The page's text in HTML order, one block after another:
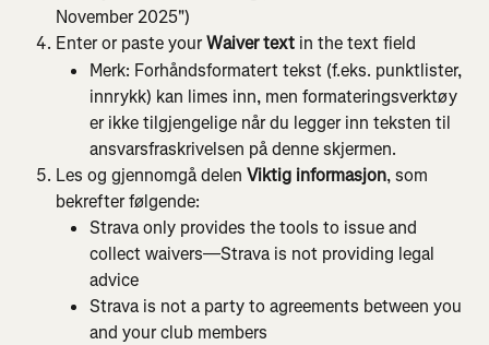
November 2025")
Enter or paste your Waiver text in the text field
Merk: Forhåndsformatert tekst (f.eks. punktlister,
innrykk) kan limes inn, men formateringsverktøy
er ikke tilgjengelige når du legger inn teksten til
ansvarsfraskrivelsen på denne skjermen.
Les og gjennomgå delen Viktig informasjon, som
bekrefter følgende:
Strava only provides the tools to issue and
collect waivers—Strava is not providing legal
advice
Strava is not a party to agreements between you
and your club members